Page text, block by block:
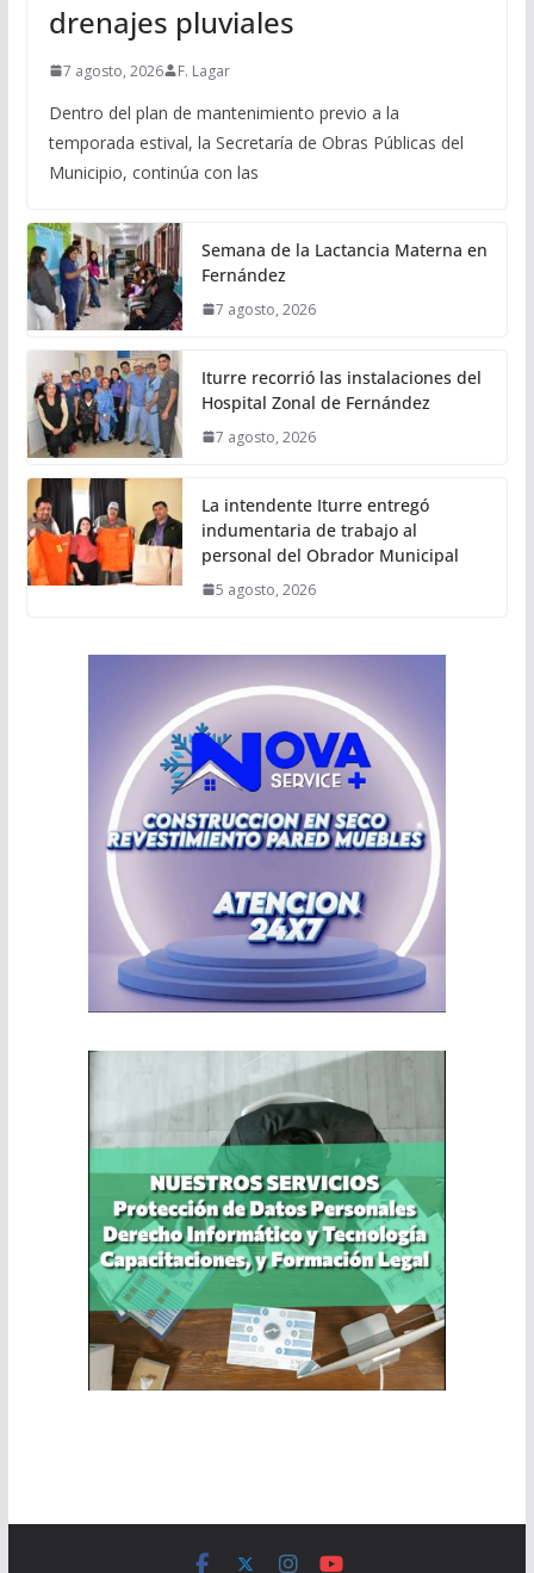
drenajes pluviales
7 agosto, 2026 F. Lagar
Dentro del plan de mantenimiento previo a la
temporada estival, la Secretaría de Obras Públicas del
Municipio, continúa con las
Semana de la Lactancia Materna en
Fernández
7 agosto, 2026
Iturre recorrió las instalaciones del
Hospital Zonal de Fernández
7 agosto, 2026
La intendente Iturre entregó
indumentaria de trabajo al
personal del Obrador Municipal
5 agosto, 2026